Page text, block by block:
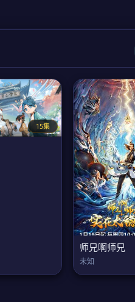
15集
师兄啊师兄
未知